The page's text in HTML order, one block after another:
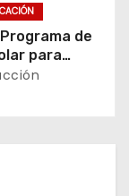
de
para